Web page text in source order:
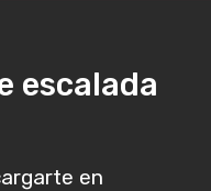
escalada
en